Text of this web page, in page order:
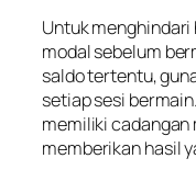
Untuk
modal sebelum
saldo tertentu,
setiap sesi
memiliki cadangan
memberikan hasil